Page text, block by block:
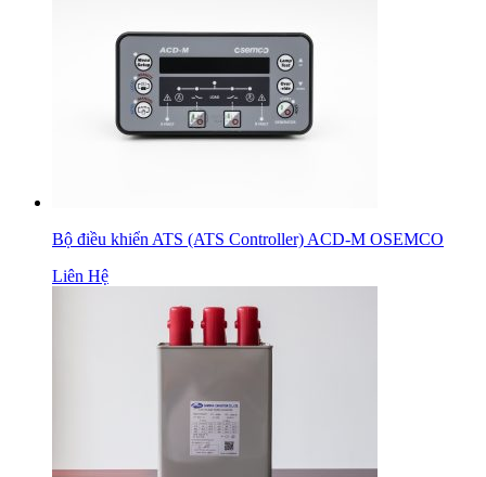
Bộ điều khiển ATS (ATS Controller) ACD-M OSEMCO
Liên Hệ